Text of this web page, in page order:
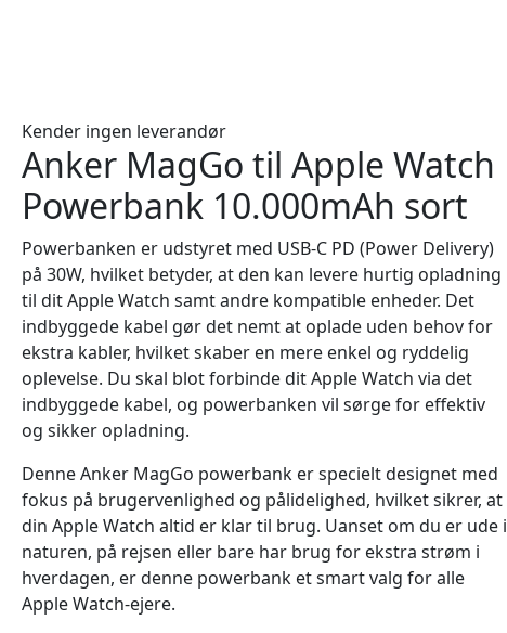
Kender ingen leverandør
Anker MagGo til Apple Watch
Powerbank 10.000mAh sort
Powerbanken er udstyret med USB-C PD (Power Delivery)
på 30W, hvilket betyder, at den kan levere hurtig opladning
til dit Apple Watch samt andre kompatible enheder. Det
indbyggede kabel gør det nemt at oplade uden behov for
ekstra kabler, hvilket skaber en mere enkel og ryddelig
oplevelse. Du skal blot forbinde dit Apple Watch via det
indbyggede kabel, og powerbanken vil sørge for effektiv
og sikker opladning.
Denne Anker MagGo powerbank er specielt designet med
fokus på brugervenlighed og pålidelighed, hvilket sikrer, at
din Apple Watch altid er klar til brug. Uanset om du er ude i
naturen, på rejsen eller bare har brug for ekstra strøm i
hverdagen, er denne powerbank et smart valg for alle
Apple Watch-ejere.